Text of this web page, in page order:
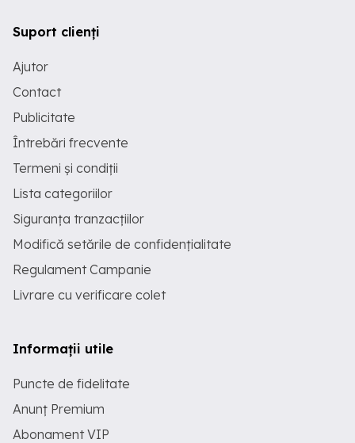
Suport clienți
Ajutor
Contact
Publicitate
Întrebări frecvente
Termeni și condiții
Lista categoriilor
Siguranța tranzacțiilor
Modifică setările de confidențialitate
Regulament Campanie
Livrare cu verificare colet
Informații utile
Puncte de fidelitate
Anunț Premium
Abonament VIP